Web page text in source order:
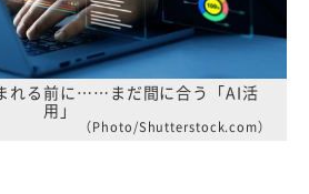
れる前に……まだ間に合う「AI活
用」
（Photo/Shutterstock.com）